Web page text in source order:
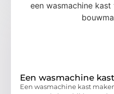
Een wasmachine
Een wasmachine kast